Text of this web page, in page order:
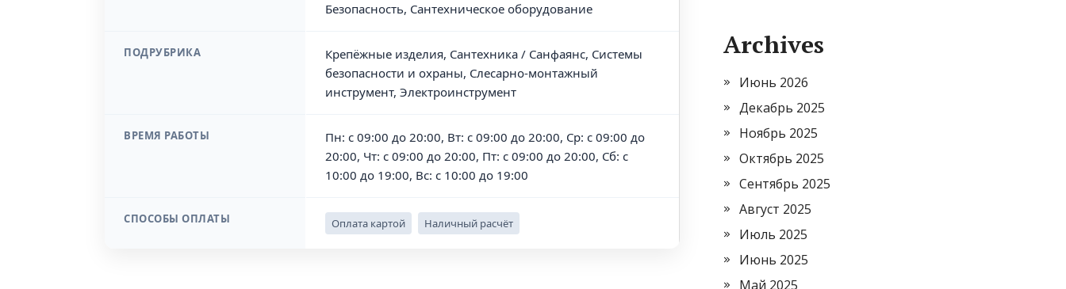
Безопасность, Сантехническое оборудование
ПОДРУБРИКА
Крепёжные изделия, Сантехника / Санфаянс, Системы
безопасности и охраны, Слесарно-монтажный
инструмент, Электроинструмент
ВРЕМЯ РАБОТЫ
Пн: с 09:00 до 20:00, Вт: с 09:00 до 20:00, Ср: с 09:00 до
20:00, Чт: с 09:00 до 20:00, Пт: с 09:00 до 20:00, Сб: с
10:00 до 19:00, Вс: с 10:00 до 19:00
СПОСОБЫ ОПЛАТЫ Оплата картой Наличный расчёт
Archives
Июнь 2026
Декабрь 2025
Ноябрь 2025
Октябрь 2025
Сентябрь 2025
Август 2025
Июль 2025
Июнь 2025
Май 2025